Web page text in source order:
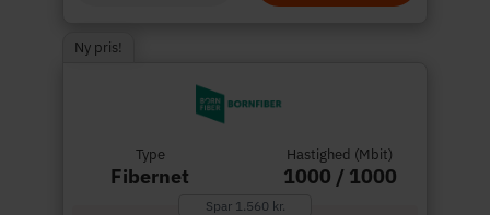
Ny pris!
Type
Fibernet
Hastighed (Mbit)
1000 / 1000
Spar 1.560 kr.